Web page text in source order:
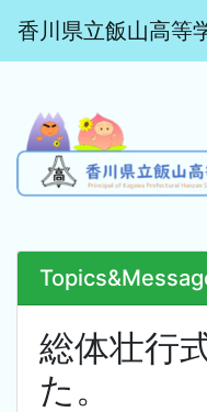
香川県立飯山高等
総体壮行
た。